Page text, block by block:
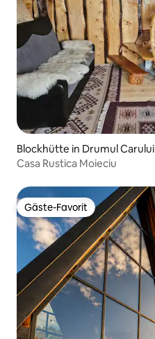
Blockhütte in Drumul Carului
Casa Rustica Moieciu
Gäste-Favorit
Gäste-Favorit